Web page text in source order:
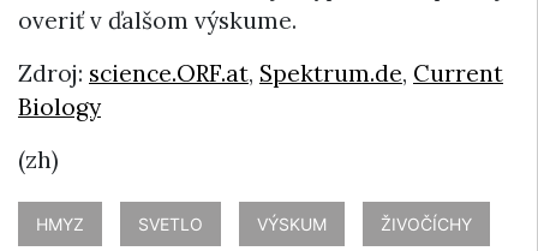
overiť v ďalšom výskume.
Zdroj: science.ORF.at, Spektrum.de, Current
Biology
(zh)
HMYZ SVETLO VÝSKUM ŽIVOČÍCHY